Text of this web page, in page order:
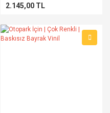
2.145,00 TL